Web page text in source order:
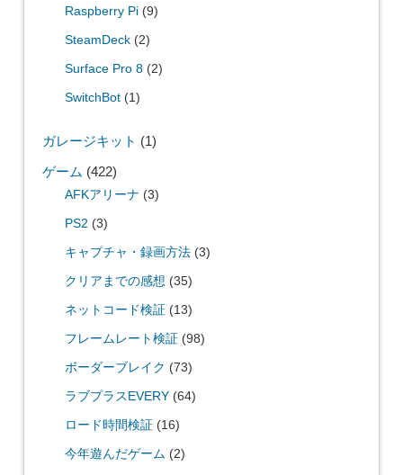
Raspberry Pi(9)
SteamDeck(2)
Surface Pro 8(2)
SwitchBot(1)
ガレージキット (1)
ゲーム (422)
AFKアリーナ (3)
PS2 (3)
キャプチャ・録画方法(3)
クリアまでの感想 (35)
ネットコード検証 (13)
フレームレート検証 (98)
ボーダーブレイク (73)
ラブプラスEVERY(64)
ロード時間検証 (16)
今年遊んだゲーム (2)